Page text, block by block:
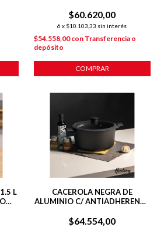
$60.620,00
6 x $10.103,33 sin interés
$54.558,00con Transferencia o
depósito
COMPRAR
L
CACEROLA NEGRA DE
ALUMINIO C/ ANTIADHERENTE
$64.554,00